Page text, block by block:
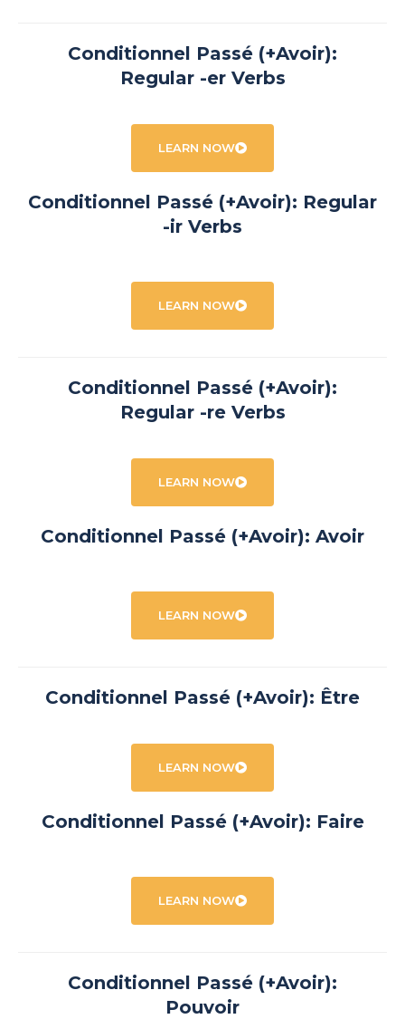
Conditionnel Passé (+Avoir):
Regular -er Verbs
LEARN NOW
Conditionnel Passé (+Avoir): Regular
-ir Verbs
LEARN NOW
Conditionnel Passé (+Avoir):
Regular -re Verbs
LEARN NOW
Conditionnel Passé (+Avoir): Avoir
LEARN NOW
Conditionnel Passé (+Avoir): Être
LEARN NOW
Conditionnel Passé (+Avoir): Faire
LEARN NOW
Conditionnel Passé (+Avoir):
Pouvoir